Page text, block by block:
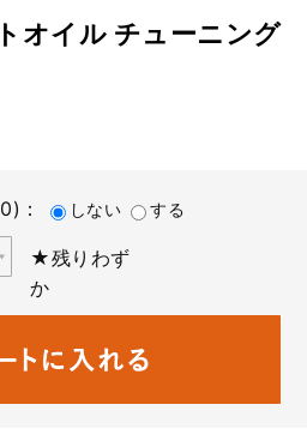
オイル チューニング
： しない する
★残りわず
か